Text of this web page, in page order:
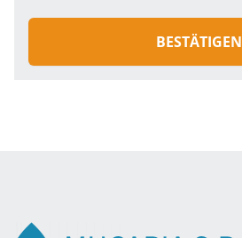
BESTÄTIGEN